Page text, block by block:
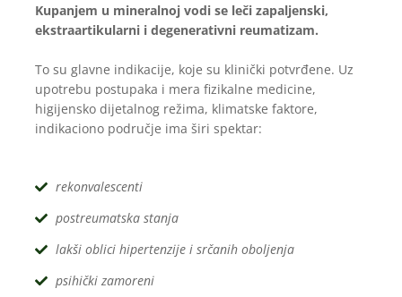
Kupanjem u mineralnoj vodi se leči zapaljenski,
ekstraartikularni i degenerativni reumatizam.
To su glavne indikacije, koje su klinički potvrđene. Uz
upotrebu postupaka i mera fizikalne medicine,
higijensko dijetalnog režima, klimatske faktore,
indikaciono područje ima širi spektar:
rekonvalescenti
postreumatska stanja
lakši oblici hipertenzije i srčanih oboljenja
psihički zamoreni